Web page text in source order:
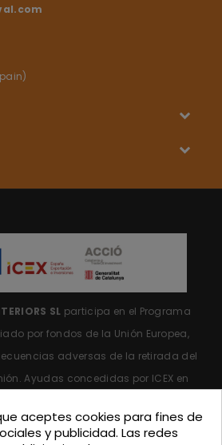
SL participa en el Programa
por fondos de la Unión Europea,
adversas de la retirada del
Ayudas concedidas por ICEX en
aceptes cookies para fines de
y publicidad. Las redes